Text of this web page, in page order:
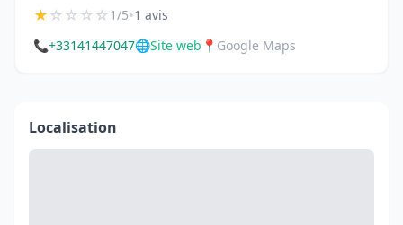
★☆☆☆☆1/5•1 avis
📞+33141447047🌐Site web 📍 Google Maps
Localisation